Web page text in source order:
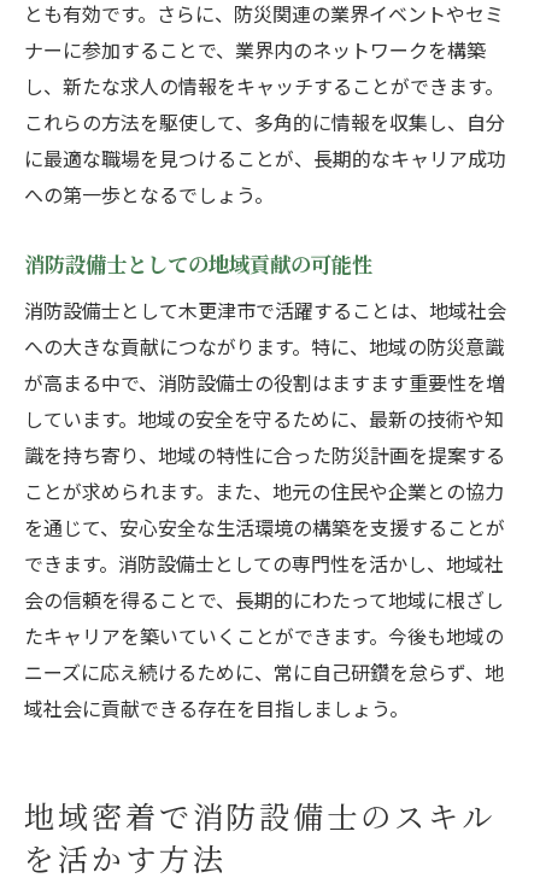
地域住民の信頼を得るための取り組み
地域でのネットワーク構築が消防設備士の未来
を拓く
ネットワーク構築がもたらすキャリアの可
能性
地元の専門家との連携を通じた成長
地域コミュニティへの参加で得られる知見
木更津市での協力体制構築による効果
ネットワークが生む新たなキャリアチャン
ス
とも有効です。さらに、防災関連の業界イベントやセミ
ナーに参加することで、業界内のネットワークを構築
し、新たな求人の情報をキャッチすることができます。
これらの方法を駆使して、多角的に情報を収集し、自分
に最適な職場を見つけることが、長期的なキャリア成功
への第一歩となるでしょう。
消防設備士としての地域貢献の可能性
消防設備士として木更津市で活躍することは、地域社会
への大きな貢献につながります。特に、地域の防災意識
が高まる中で、消防設備士の役割はますます重要性を増
しています。地域の安全を守るために、最新の技術や知
識を持ち寄り、地域の特性に合った防災計画を提案する
ことが求められます。また、地元の住民や企業との協力
を通じて、安心安全な生活環境の構築を支援することが
できます。消防設備士としての専門性を活かし、地域社
会の信頼を得ることで、長期的にわたって地域に根ざし
たキャリアを築いていくことができます。今後も地域の
ニーズに応え続けるために、常に自己研鑽を怠らず、地
域社会に貢献できる存在を目指しましょう。
地域密着で消防設備士のスキル
を活かす方法